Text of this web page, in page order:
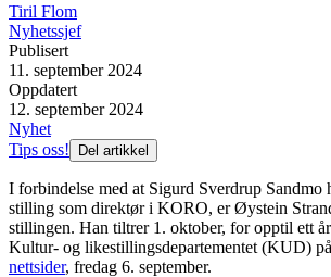
Tiril Flom
Nyhetssjef
Publisert
11. september 2024
Oppdatert
12. september 2024
Nyhet
Tips oss!
Del artikkel
I forbindelse med at Sigurd Sverdrup Sandmo
stilling som direktør i KORO, er Øystein
stillingen. Han tiltrer 1. oktober, for opptil ett
Kultur- og likestillingsdepartementet (KUD) på
nettsider, fredag 6. september.